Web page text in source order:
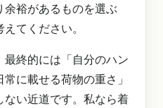
裕があるものを選ぶ
てください。
終的には「自分のハン
に載せる荷物の重さ」
い近道です。私なら着